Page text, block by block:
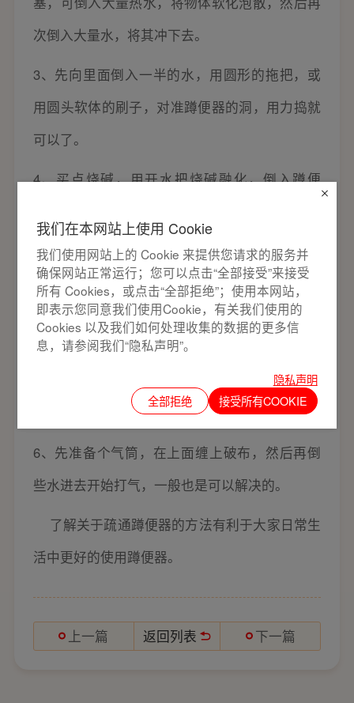
次倒入大量水，将其冲下去。
3、先向里面倒入一半的水，用圆形的拖把，或
用圆头软体的刷子，对准蹲便器的洞，用力捣就
可以了。
4、买点烧碱，用开水把烧碱融化，倒入蹲便
5、蹲便器吸是厕所中常用的工具，很多家庭都
会备有，它是专门用来通厕所用的，蹲式厕所也
可用。在使用蹲便器吸之前，先往蹲便器中多放
些水，然后对于管道口，把蹲便器吸用力往下
按，多反复几次，就可以使蹲便器通畅，要注意
在用蹲便器吸的时候不要往上吸。
6、先准备个气筒，在上面缠上破布，然后再倒
些水进去开始打气，一般也是可以解决的。
了解关于疏通蹲便器的方法有利于大家日常生
活中更好的使用蹲便器。
上一篇 返回列表 下一篇
我们在本网站上使用 Cookie
我们使用网站上的 Cookie 来提供您请求的服务并
确保网站正常运行；您可以点击“全部接受”来接受
所有 Cookies，或点击“全部拒绝”；使用本网站，
即表示您同意我们使用Cookie，有关我们使用的
Cookies 以及我们如何处理收集的数据的更多信
息，请参阅我们“隐私声明”。
隐私声明
全部拒绝
接受所有COOKIE